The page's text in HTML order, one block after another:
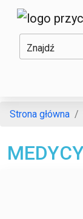
Znajdź
Strona główna